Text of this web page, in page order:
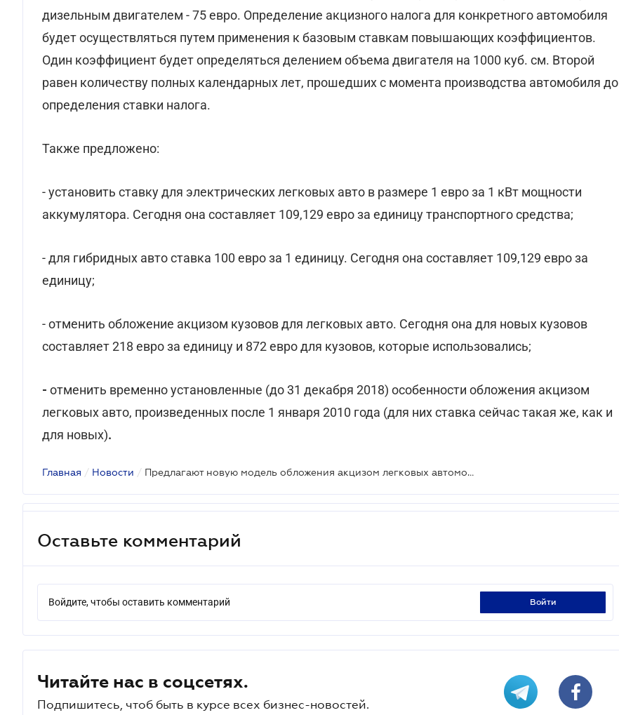
дизельным двигателем - 75 евро. Определение акцизного налога для конкретного автомобиля
будет осуществляться путем применения к базовым ставкам повышающих коэффициентов.
Один коэффициент будет определяться делением объема двигателя на 1000 куб. см. Второй
равен количеству полных календарных лет, прошедших с момента производства автомобиля до
определения ставки налога.
Также предложено:
- установить ставку для электрических легковых авто в размере 1 евро за 1 кВт мощности
аккумулятора. Сегодня она составляет 109,129 евро за единицу транспортного средства;
- для гибридных авто ставка 100 евро за 1 единицу. Сегодня она составляет 109,129 евро за
единицу;
- отменить обложение акцизом кузовов для легковых авто. Сегодня она для новых кузовов
составляет 218 евро за единицу и 872 евро для кузовов, которые использовались;
- отменить временно установленные (до 31 декабря 2018) особенности обложения акцизом
легковых авто, произведенных после 1 января 2010 года (для них ставка сейчас такая же, как и
для новых).
Главная / Новости / Предлагают новую модель обложения акцизом легковых автомобилей
Оставьте комментарий
Войдите, чтобы оставить комментарий войти
Читайте нас в соцсетях.
Подпишитесь, чтоб быть в курсе всех бизнес-новостей.